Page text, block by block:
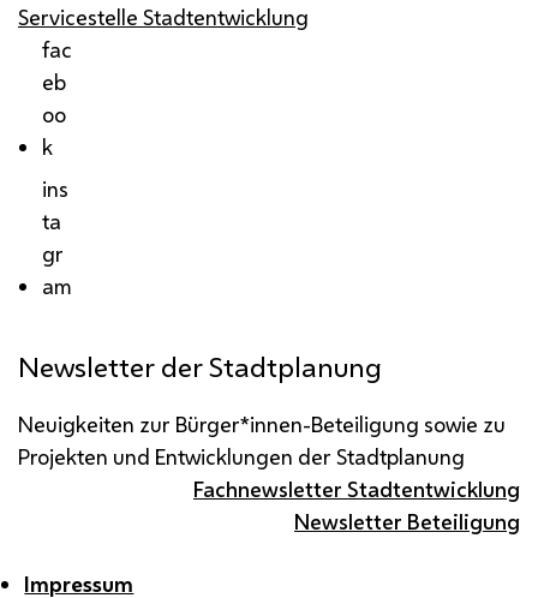
Servicestelle Stadtentwicklung
fac
eb
oo
k
ins
ta
gr
am
Newsletter der Stadtplanung
Neuigkeiten zur Bürger*innen-Beteiligung sowie zu
Projekten und Entwicklungen der Stadtplanung
Fachnewsletter Stadtentwicklung
Newsletter Beteiligung
Impressum